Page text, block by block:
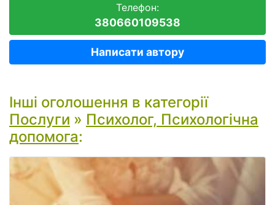
Телефон:
380660109538
Написати автору
Інші оголошення в категорії
Послуги » Психолог, Психологічна
допомога: